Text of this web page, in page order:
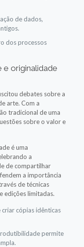
de dados,
dos processos
e originalidade
debates sobre a
arte. Com a
tradicional de uma
sobre o valor e
é uma
a
de compartilhar
a importância
de técnicas
edições limitadas.
criar cópias idênticas
permite